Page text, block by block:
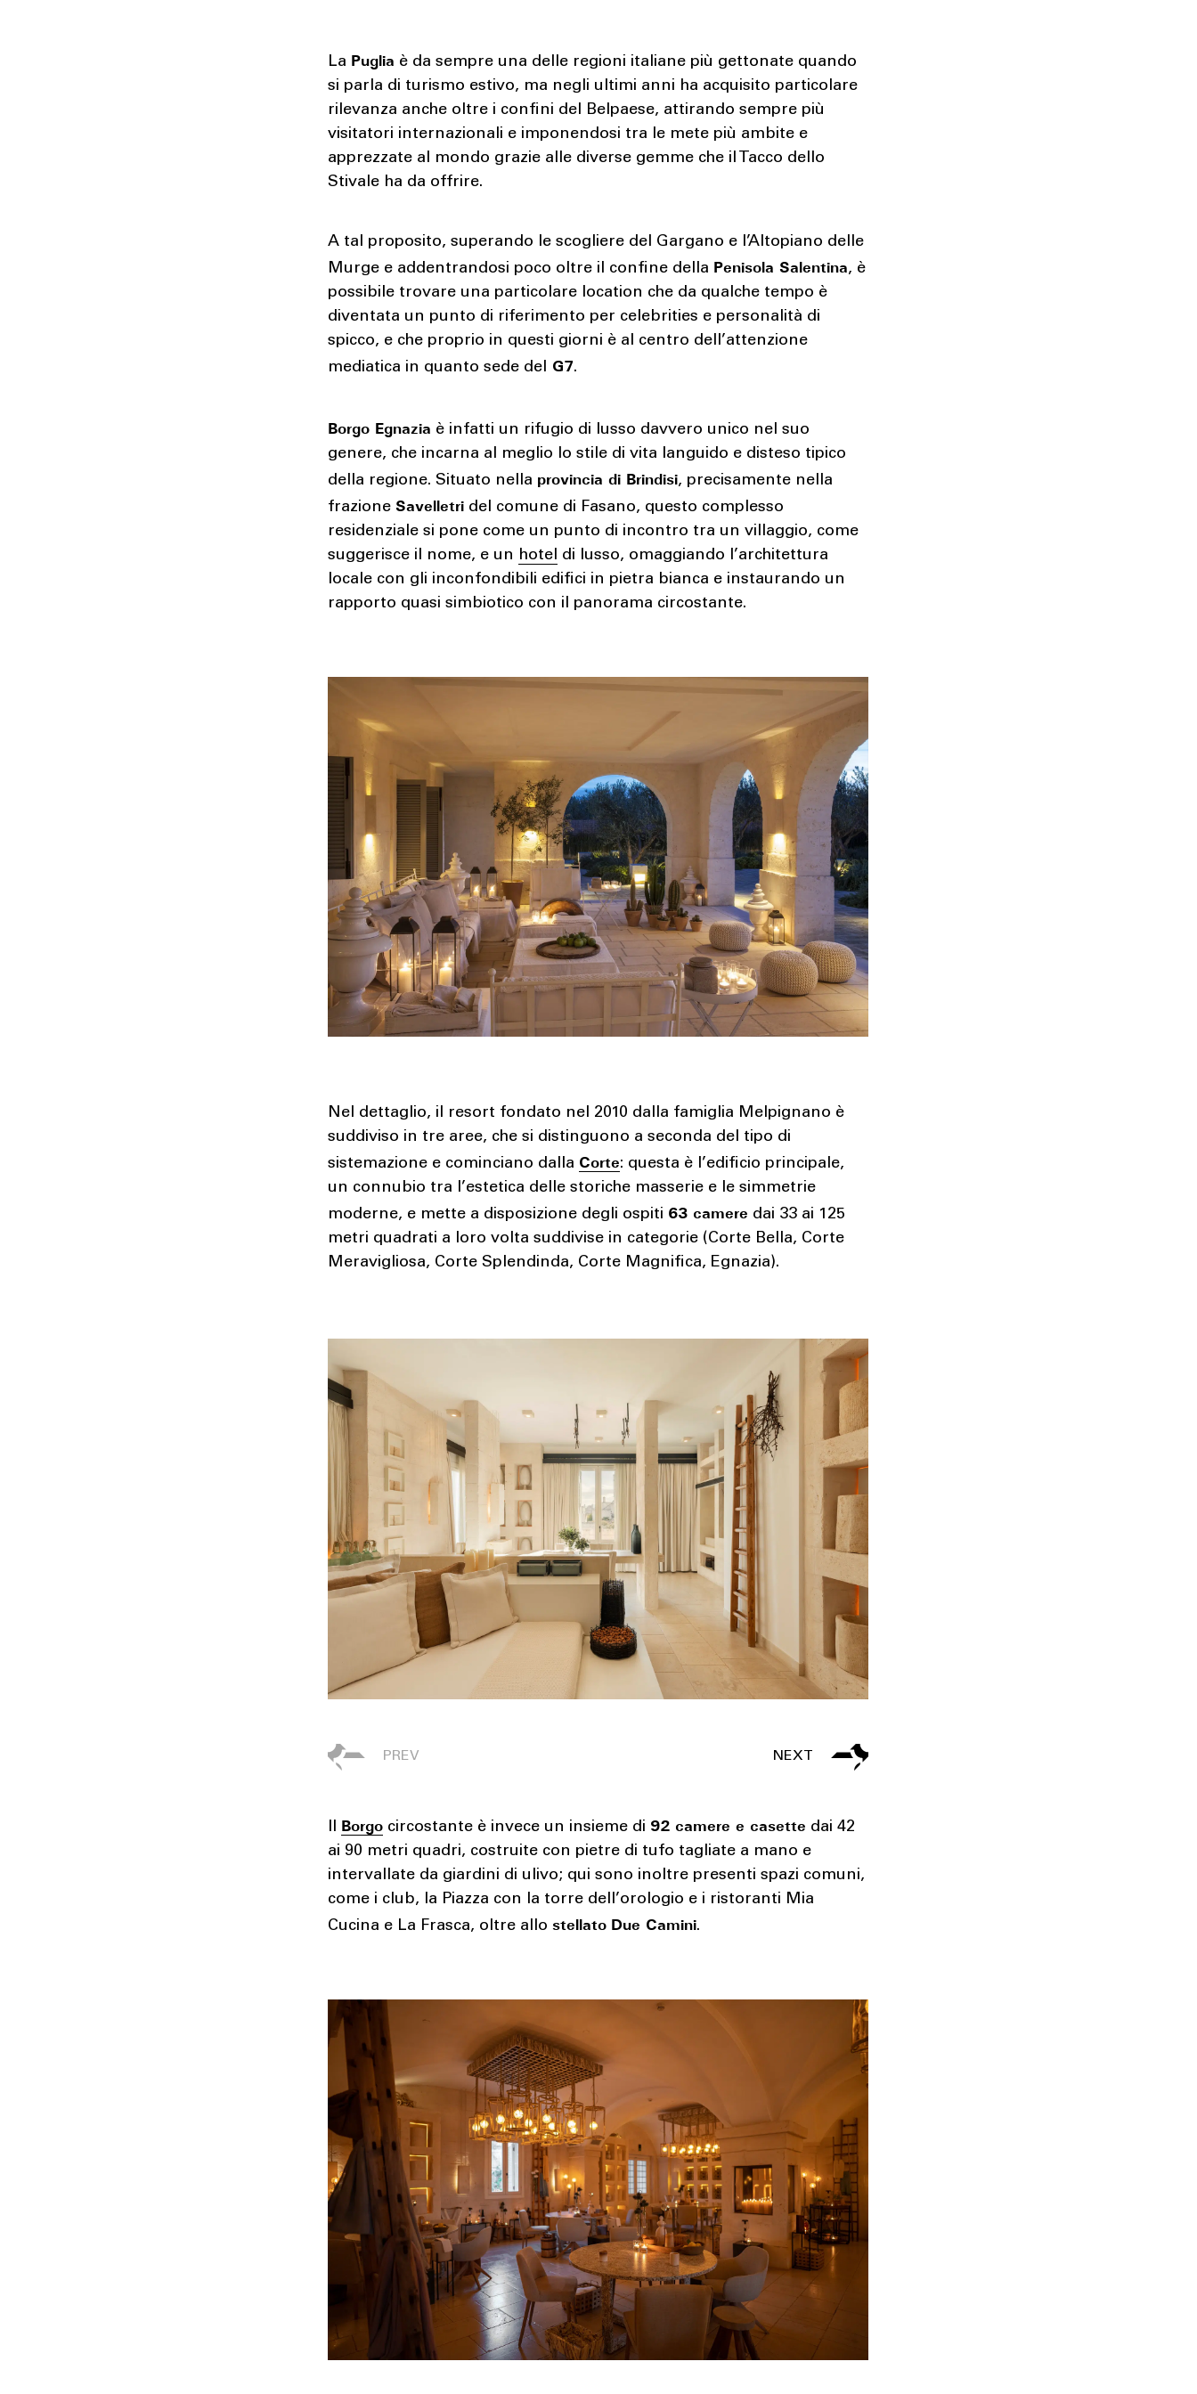
La Puglia è da sempre una delle regioni italiane più gettonate quando
si parla di turismo estivo, ma negli ultimi anni ha acquisito particolare
rilevanza anche oltre i confini del Belpaese, attirando sempre più
visitatori internazionali e imponendosi tra le mete più ambite e
apprezzate al mondo grazie alle diverse gemme che il Tacco dello
Stivale ha da offrire.
A tal proposito, superando le scogliere del Gargano e l’Altopiano delle
Murge e addentrandosi poco oltre il confine della Penisola Salentina, è
possibile trovare una particolare location che da qualche tempo è
diventata un punto di riferimento per celebrities e personalità di
spicco, e che proprio in questi giorni è al centro dell’attenzione
mediatica in quanto sede del G7.
Borgo Egnazia è infatti un rifugio di lusso davvero unico nel suo
genere, che incarna al meglio lo stile di vita languido e disteso tipico
della regione. Situato nella provincia di Brindisi, precisamente nella
frazioneSavelletri del comune di Fasano, questo complesso
residenziale si pone come un punto di incontro tra un villaggio, come
suggerisce il nome, e un hotel di lusso, omaggiando l’architettura
locale con gli inconfondibili edifici in pietra bianca e instaurando un
rapporto quasi simbiotico con il panorama circostante.
Nel dettaglio, il resort fondato nel 2010 dalla famiglia Melpignano è
suddiviso in tre aree, che si distinguono a seconda del tipo di
sistemazione e cominciano dalla Corte: questa è l’edificio principale,
un connubio tra l’estetica delle storiche masserie e le simmetrie
moderne, e mette a disposizione degli ospiti 63 camere dai 33 ai 125
metri quadrati a loro volta suddivise in categorie (Corte Bella, Corte
Meravigliosa, Corte Splendinda, Corte Magnifica, Egnazia).
Il Borgo circostante è invece un insieme di 92 camere e casette dai 42
ai 90 metri quadri, costruite con pietre di tufo tagliate a mano e
intervallate da giardini di ulivo; qui sono inoltre presenti spazi comuni,
come i club, la Piazza con la torre dell’orologio e i ristoranti Mia
Cucina e La Frasca, oltre allostellato Due Camini.